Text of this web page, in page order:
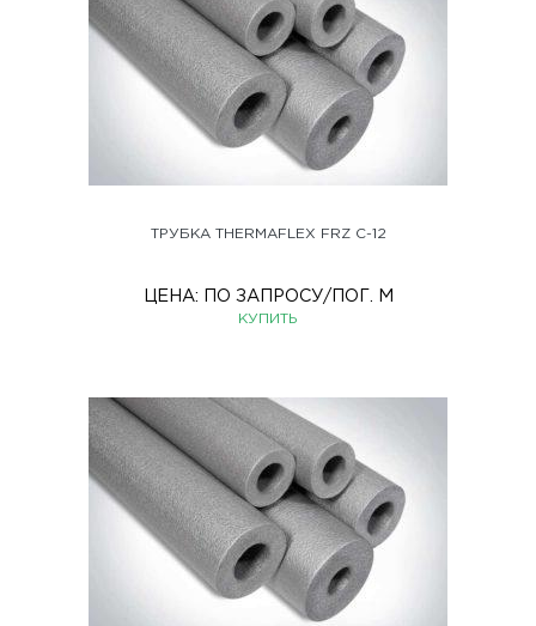
ТРУБКА THERMAFLEX FRZ С-12
ЦЕНА: ПО ЗАПРОСУ/ПОГ. М
КУПИТЬ